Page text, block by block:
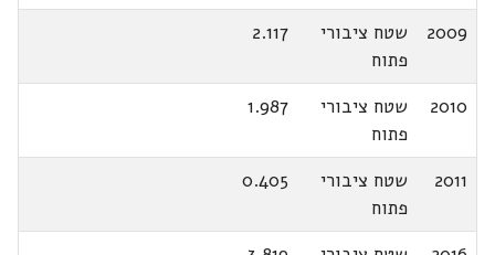
2009
שטח ציבורי
פתוח
2.117
2010
שטח ציבורי
פתוח
1.987
2011
שטח ציבורי
פתוח
0.405